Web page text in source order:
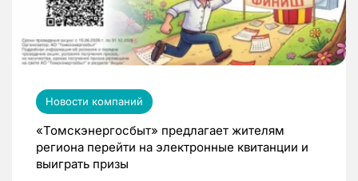
Новости компаний
«Томскэнергосбыт» предлагает жителям
региона перейти на электронные квитанции и
выиграть призы